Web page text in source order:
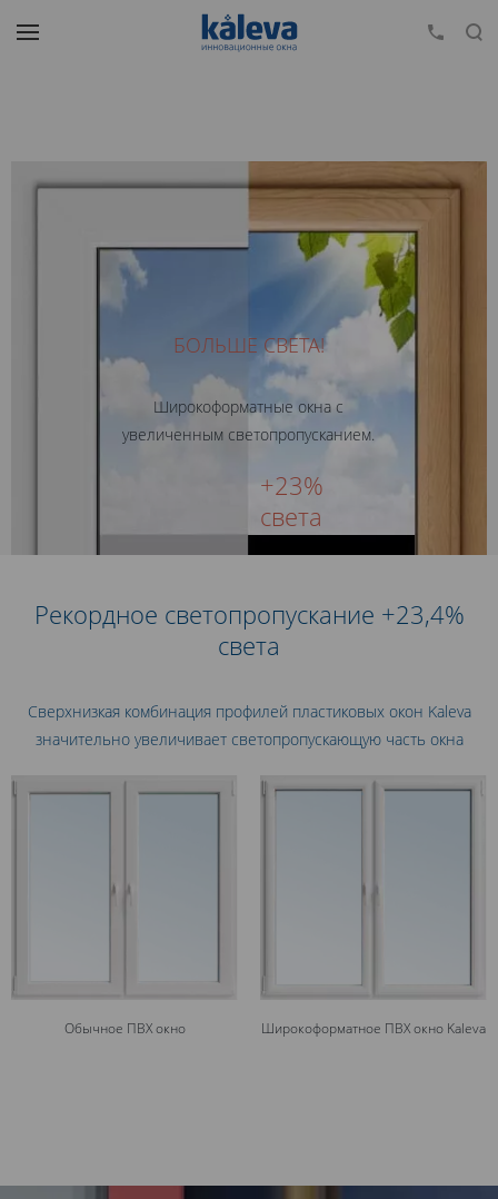
Премиальная фурнитура Internika
комфорт и плавность в каждом движении окна.
БОЛЬШЕ СВЕТА!
Широкоформатные окна с
увеличенным светопропусканием.
+23%
света
Обычное ПВХ окно
Рекордное светопропускание +23,4%
света
Сверхнизкая комбинация профилей пластиковых окон Kaleva
значительно увеличивает светопропускающую часть окна
Широкоформатное ПВХ окно Kaleva